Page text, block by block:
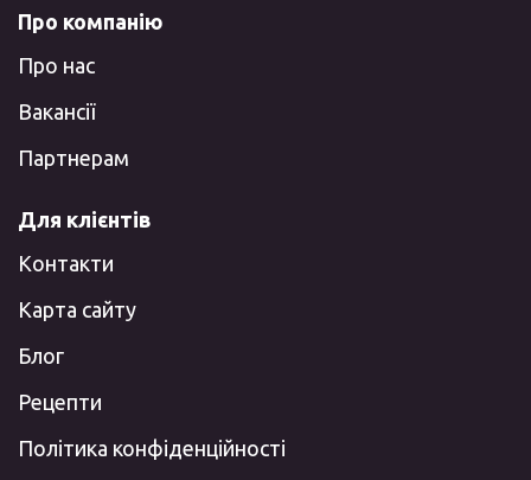
Про компанію
Про нас
Вакансії
Партнерам
Для клієнтів
Контакти
Карта сайту
Блог
Рецепти
Політика конфіденційності